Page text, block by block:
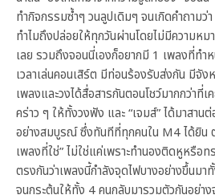
ทำกิจกรรมซ้ำๆ วนลูปเดิมๆ จนเกิดคำถามว่
ทำไมถึงปล่อยให้ทุกวันผ่านโดยไม่มีความหม
เลย รวมถึงจอนนี่เองก็อยากมี 1 เพลงที่ทำ
เวลาเล่นคอนเสิร์ต มีท่อนร้องรับส่งกัน มีจั
เพลงและวงได้สื่อสารกันตอนโชว์มากกว่าที่เ
คร่าว ๆ ให้ทั้งวงฟัง และ “เจมส์” ได้มาสาน
อย่างสมบูรณ์ ซึ่งทันทีที่ทุกคนใน M4 ได้ยิน
เพลงที่ใช่” ไม่ใช่แค่เพราะทำนองติดหูหรือ
ตรงกันว่าเพลงนี้กำลังจุดไฟบางอย่างขึ้นมา
จนกระตุ้นให้ทั้ง 4 คนกลับมารวมตัวกันอย่า